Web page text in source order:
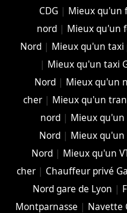
CDG | Mieux qu'un
nord | Mieux qu'un
Nord | Mieux qu'un taxi
| Mieux qu'un taxi
Nord| Mieux qu'un
cher| Mieux qu'un
nord | Mieux qu'un
Nord | Mieux qu'un
Nord| Mieux qu'un
cher| Chauffeur privé
Nord gare de Lyon |
Montparnasse | Navette